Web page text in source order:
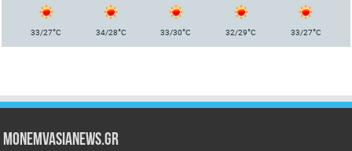
33/27°C 34/28°C 33/30°C 32/29°C 33/27°C
Monemvasianews.gr